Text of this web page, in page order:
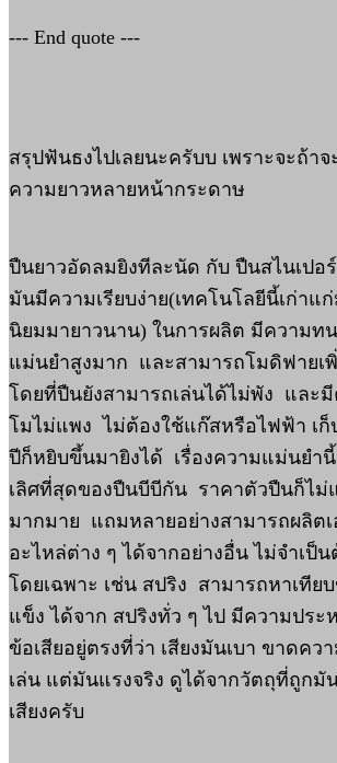
--- End quote ---
สรุปฟันธงไปเลยนะครับบ เพราะจะถ้า
ความยาวหลายหน้ากระดาษ
ปืนยาวอัดลมยิงทีละนัด กับ ปืนสไนเปอ
มันมีความเรียบง่าย(เทคโนโลยีนี้เก่าแ
นิยมมายาวนาน) ในการผลิต มีความท
แม่นยำสูงมาก และสามารถโมดิฟายเ
โดยที่ปืนยังสามารถเล่นได้ไม่พัง และมี
โมไม่แพง ไม่ต้องใช้แก๊สหรือไฟฟ้า เก็
ปีก็หยิบขึ้นมายิงได้ เรื่องความแม่นยำ
เลิศที่สุดของปืนบีบีกัน ราคาตัวปืนก็ไม่
มากมาย แถมหลายอย่างสามารถผลิตเ
อะไหล่ต่าง ๆ ได้จากอย่างอื่น ไม่จำเป็
โดยเฉพาะ เช่น สปริง สามารถหาเทีย
แข็ง ได้จาก สปริงทั่ว ๆ ไป มีความประ
ข้อเสียอยู่ตรงที่ว่า เสียงมันเบา ขาดควา
เล่น แต่มันแรงจริง ดูได้จากวัตถุที่ถูกมั
เสียงครับ